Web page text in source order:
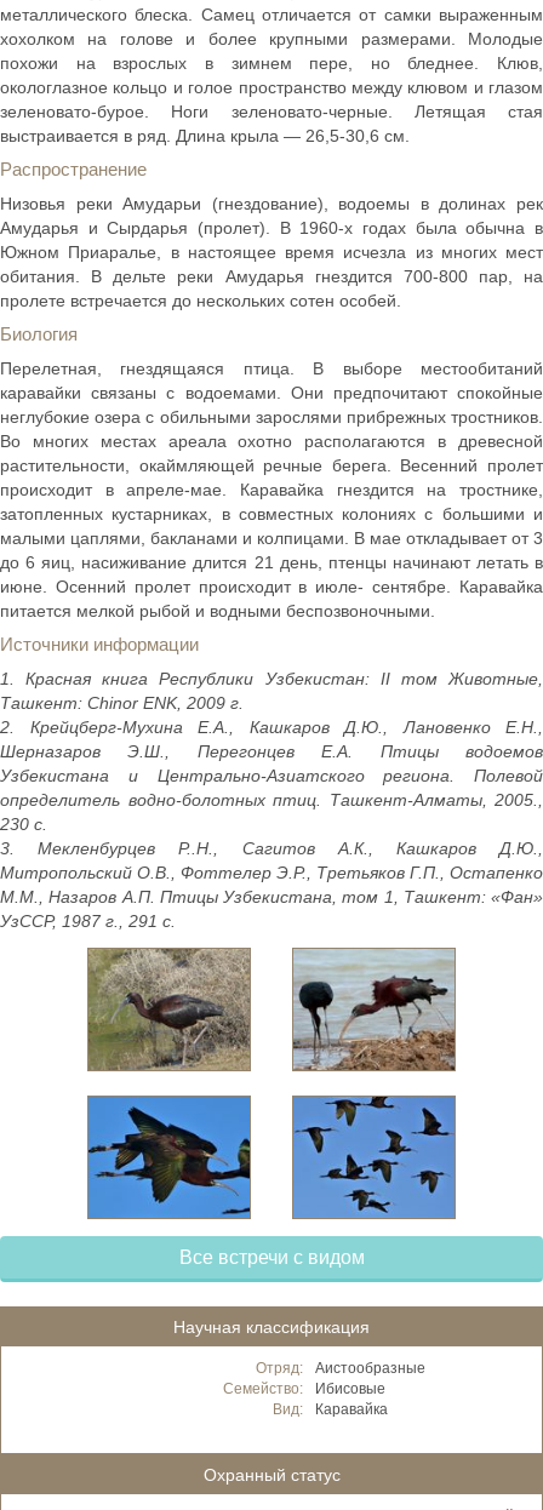
металлического блеска. Самец отличается от самки выраженным
хохолком на голове и более крупными размерами. Молодые
похожи на взрослых в зимнем пере, но бледнее. Клюв,
окологлазное кольцо и голое пространство между клювом и глазом
зеленовато-бурое. Ноги зеленовато-черные. Летящая стая
выстраивается в ряд. Длина крыла — 26,5-30,6 см.
Распространение
Низовья реки Амударьи (гнездование), водоемы в долинах рек
Амударья и Сырдарья (пролет). В 1960-х годах была обычна в
Южном Приаралье, в настоящее время исчезла из многих мест
обитания. В дельте реки Амударья гнездится 700-800 пар, на
пролете встречается до нескольких сотен особей.
Биология
Перелетная, гнездящаяся птица. В выборе местообитаний
каравайки связаны с водоемами. Они предпочитают спокойные
неглубокие озера с обильными зарослями прибрежных тростников.
Во многих местах ареала охотно располагаются в древесной
растительности, окаймляющей речные берега. Весенний пролет
происходит в апреле-мае. Каравайка гнездится на тростнике,
затопленных кустарниках, в совместных колониях с большими и
малыми цаплями, бакланами и колпицами. В мае откладывает от 3
до 6 яиц, насиживание длится 21 день, птенцы начинают летать в
июне. Осенний пролет происходит в июле- сентябре. Каравайка
питается мелкой рыбой и водными беспозвоночными.
Источники информации
1. Красная книга Республики Узбекистан: II том Животные,
Ташкент: Chinor ENK, 2009 г.
2. Крейцберг-Мухина Е.А., Кашкаров Д.Ю., Лановенко Е.Н.,
Шерназаров Э.Ш., Перегонцев Е.А. Птицы водоемов
Узбекистана и Центрально-Азиатского региона. Полевой
определитель водно-болотных птиц. Ташкент-Алматы, 2005.,
230 с.
3. Мекленбурцев Р..Н., Сагитов А.К., Кашкаров Д.Ю.,
Митропольский О.В., Фоттелер Э.Р., Третьяков Г.П., Остапенко
М.М., Назаров А.П. Птицы Узбекистана, том 1, Ташкент: «Фан»
УзССР, 1987 г., 291 с.
Все встречи с видом
Научная классификация
Отряд:
Аистообразные
Семейство:
Ибисовые
Вид:
Каравайка
Охранный статус